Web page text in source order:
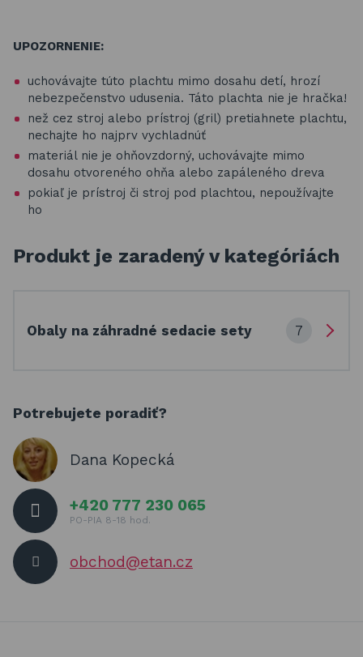
UPOZORNENIE:
uchovávajte túto plachtu mimo dosahu detí, hrozí
nebezpečenstvo udusenia. Táto plachta nie je hračka!
než cez stroj alebo prístroj (gril) pretiahnete plachtu,
nechajte ho najprv vychladnúť
materiál nie je ohňovzdorný, uchovávajte mimo
dosahu otvoreného ohňa alebo zapáleného dreva
pokiaľ je prístroj či stroj pod plachtou, nepoužívajte
ho
Produkt je zaradený v kategóriách
Obaly na záhradné sedacie sety 7
Potrebujete poradiť?
Dana Kopecká
+420 777 230 065
PO-PIA 8-18 hod.
obchod@etan.cz